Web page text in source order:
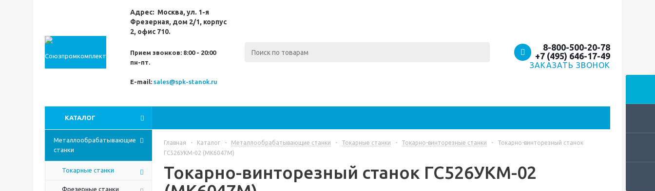
Адрес: Москва, ул. 1-я
Фрезерная, дом 2/1, корпус
2, офис 710.
Прием звонков: 8:00 - 20:00
пн-пт.
E-mail: sales@spk-stanok.ru
8-800-500-20-78
+7 (495) 646-17-49
ЗАКАЗАТЬ ЗВОНОК
КАТАЛОГ
Металлообрабатывающие
станки
Токарные станки
Фрезерные станки
Главная - Каталог - Металлообрабатывающие станки - Токарные станки - Токарно-винторезные станки -
Токарно-винторезный станок
ГС526УКМ-02 (МК6047М)
Токарно-винторезный станок ГС526УКМ-02